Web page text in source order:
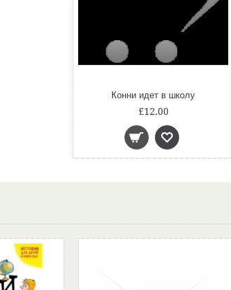
Конни идет в школу
£12.00